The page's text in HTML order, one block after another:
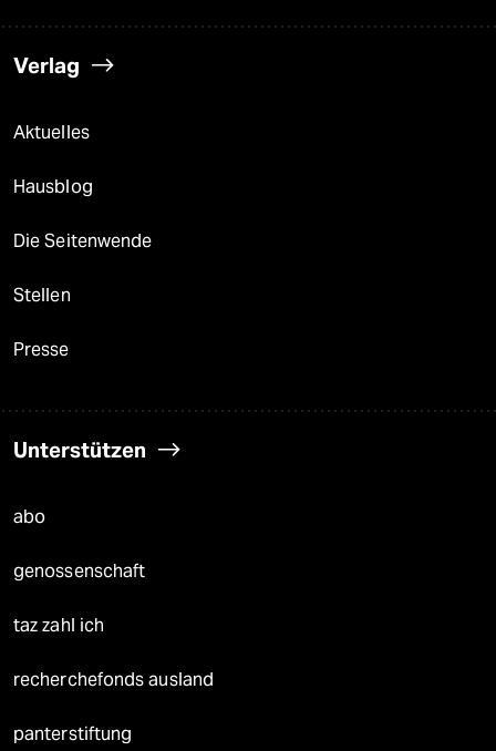
Verlag
Aktuelles
Hausblog
Die Seitenwende
Stellen
Presse
Unterstützen
abo
genossenschaft
taz zahl ich
recherchefonds ausland
panterstiftung